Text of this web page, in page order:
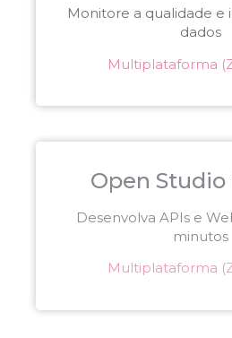
Monitore a qualidade e
dados
Multiplataforma
Open Studio
Desenvolva APIs e
minutos
Multiplataforma